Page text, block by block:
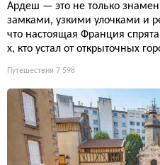
Ардеш — это не только
замками, узкими улочками и
что настоящая Франция
х, кто устал от открыточных
Путешествия 7 598